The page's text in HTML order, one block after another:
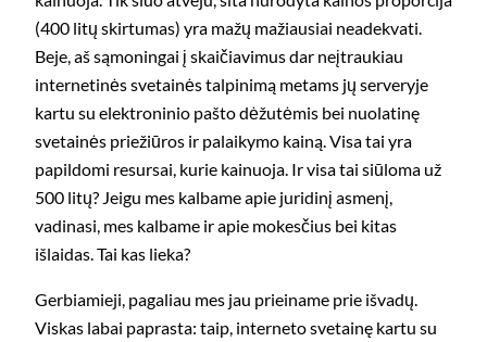
(400 litų skirtumas) yra mažų mažiausiai neadekvati.
Beje, aš sąmoningai į skaičiavimus dar neįtraukiau
internetinės svetainės talpinimą metams jų serveryje
kartu su elektroninio pašto dėžutėmis bei nuolatinę
svetainės priežiūros ir palaikymo kainą. Visa tai yra
papildomi resursai, kurie kainuoja. Ir visa tai siūloma už
500 litų? Jeigu mes kalbame apie juridinį asmenį,
vadinasi, mes kalbame ir apie mokesčius bei kitas
išlaidas. Tai kas lieka?
Gerbiamieji, pagaliau mes jau prieiname prie išvadų.
Viskas labai paprasta: taip, interneto svetainę kartu su